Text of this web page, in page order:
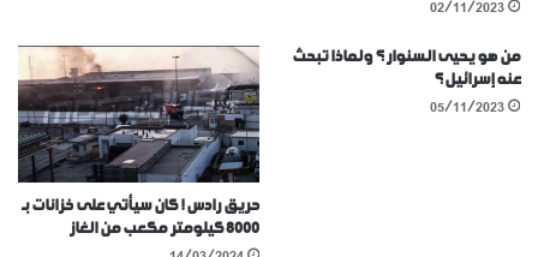
02/11/2023
من هو يحيى السنوار ؟ ولماذا تبحث
عنه إسرائيل ؟
05/11/2023
حريق رادس ! كان سيأتي على خزانات بـ
8000 كيلومتر مكعب من الغاز